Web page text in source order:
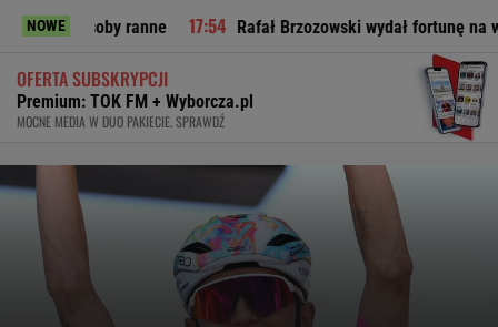
NOWE Rafał Brzozowski wydał fortunę na wesele?
OFERTA SUBSKRYPCJI
Premium: TOK FM + Wyborcza.pl
MOCNE MEDIA W DUO PAKIECIE. SPRAWDŹ